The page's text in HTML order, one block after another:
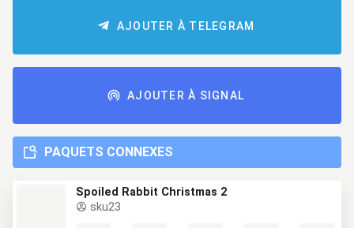
AJOUTER À TELEGRAM
AJOUTER À SIGNAL
PAQUETS CONNEXES
Spoiled Rabbit Christmas 2
sku23